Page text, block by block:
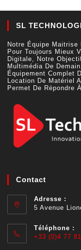
SL
Notre Équipe Maitrise
Pour Toujours Mieux
Digitale, Notre
Multimédia De
Équipement Complet
Location De Matériel
Permet De Répondre
Contact
Adresse :
5 Avenue
Téléphone :
+33 (0)4 77